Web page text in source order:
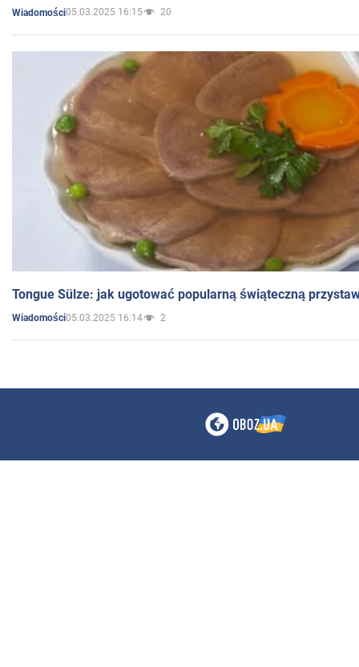
Wiadomości05.03.2025 16:15 20
Tongue Sülze: jak ugotować popularną świąteczną
Wiadomości05.03.2025 16:14 2